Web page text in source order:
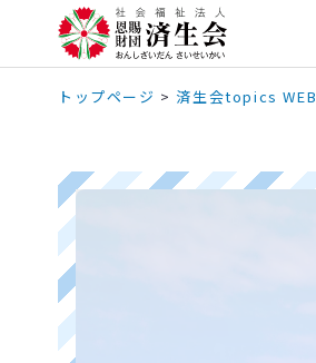
トップページ > 済生会topics WEB